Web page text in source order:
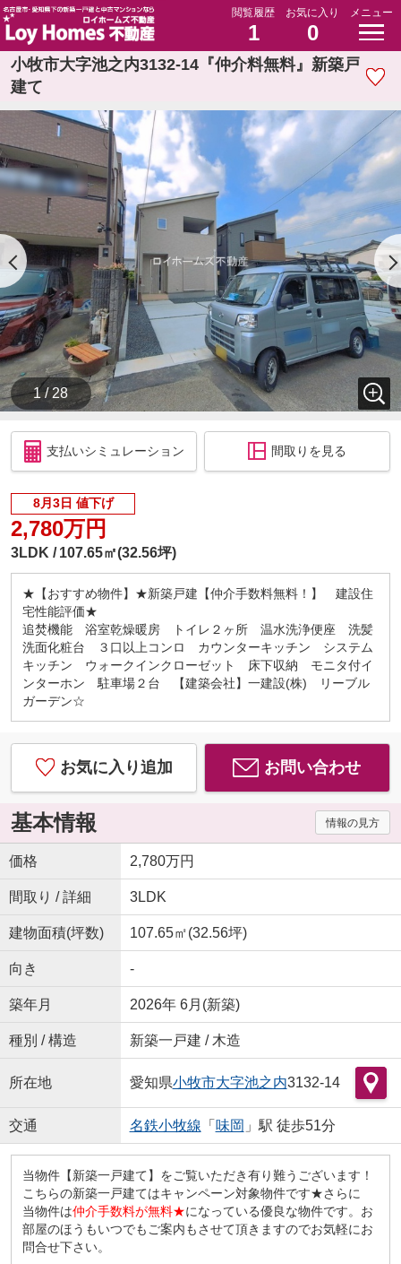
閲覧履歴
1
お気に入り
0
メニュー
小牧市大字池之内3132-14『仲介料無料』新築戸
建て
1 / 28
支払いシミュレーション 間取りを見る
8月3日 値下げ
2,780万円
3LDK 107.65㎡(32.56坪)
★【おすすめ物件】★新築戸建【仲介手数料無料！】 建設住
宅性能評価★
追焚機能 浴室乾燥暖房 トイレ２ヶ所 温水洗浄便座 洗髪
洗面化粧台 ３口以上コンロ カウンターキッチン システム
キッチン ウォークインクローゼット 床下収納 モニタ付イ
ンターホン 駐車場２台 【建築会社】一建設(株) リーブル
ガーデン☆
お気に入り追加 お問い合わせ
基本情報 情報の見方
価格 2,780万円
間取り / 詳細 3LDK
建物面積(坪数) 107.65㎡(32.56坪)
向き -
築年月 2026年 6月(新築)
種別 / 構造 新築一戸建 / 木造
所在地 愛知県小牧市大字池之内3132-14
交通 名鉄小牧線 「 味岡 」駅 徒歩51分
当物件【新築一戸建て】をご覧いただき有り難うございます！
こちらの新築一戸建てはキャンペーン対象物件です★さらに
当物件は仲介手数料が無料★になっている優良な物件です。お
部屋のほうもいつでもご案内もさせて頂きますのでお気軽にお
問合せ下さい。